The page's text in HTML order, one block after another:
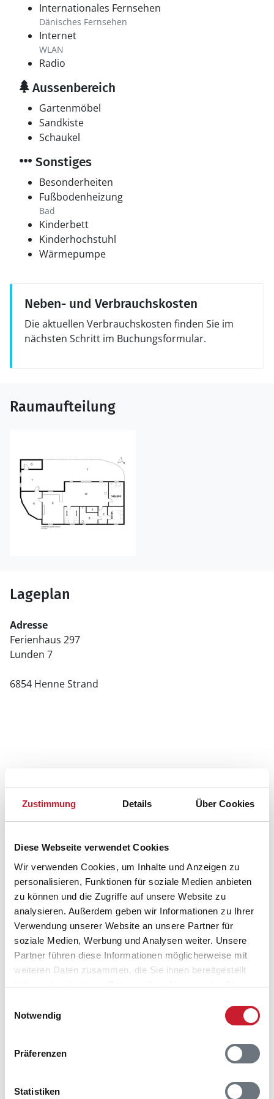
Zustimmung Details Über Cookies
Diese Webseite verwendet Cookies
Wir verwenden Cookies, um Inhalte und Anzeigen zu
personalisieren, Funktionen für soziale Medien anbieten
zu können und die Zugriffe auf unsere Website zu
analysieren. Außerdem geben wir Informationen zu Ihrer
Verwendung unserer Website an unsere Partner für
soziale Medien, Werbung und Analysen weiter. Unsere
Partner führen diese Informationen möglicherweise mit
weiteren Daten zusammen, die Sie ihnen bereitgestellt
haben oder die sie im Rahmen Ihrer Nutzung der Dienste
Notwendig
Präferenzen
Statistiken
Internationales Fernsehen
Dänisches Fernsehen
Internet
WLAN
Radio
Aussenbereich
Gartenmöbel
Sandkiste
Schaukel
Sonstiges
Besonderheiten
Fußbodenheizung
Bad
Kinderbett
Kinderhochstuhl
Wärmepumpe
Neben- und Verbrauchskosten
Die aktuellen Verbrauchskosten finden Sie im
nächsten Schritt im Buchungsformular.
Raumaufteilung
Lageplan
Adresse
Ferienhaus 297
Lunden 7
6854 Henne Strand
Belegungskalender
Anreisetag im Belegungskalender anklicken
Sie bekommen Verfügbarkeit und Preis angezeigt
Bitte beachten Sie, dass sich bei Änderungen des
Hausbeschreibung und/oder der Ausstattung ergeben
können.